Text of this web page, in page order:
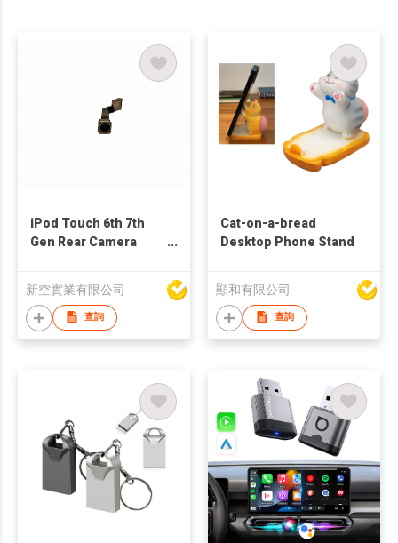
iPod Touch 6th 7th
Gen Rear Camera
新空實業有限公司
查詢
Cat-on-a-bread
Desktop Phone Stand
顯和有限公司
查詢